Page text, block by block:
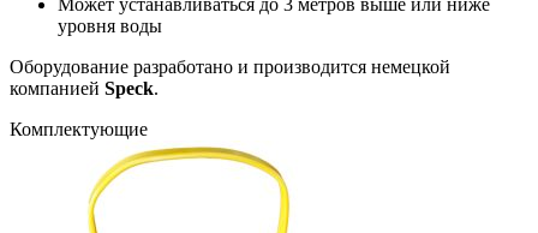
уровня воды
Оборудование разработано и производится немецкой
компанией Speck.
Комплектующие